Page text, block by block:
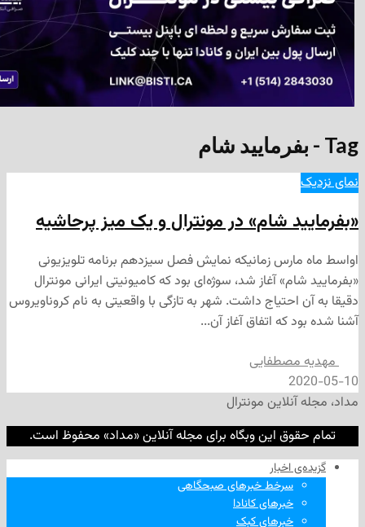
شام» در مونترال و یک میز پرحاشیه
زمانیکه نمایش فصل سیزدهم برنامه تلویزیونی
آغاز شد، سوژه‌ای بود که کامیونیتی ایرانی مونترال
داشت. شهر به تازگی با واقعیتی به نام کروناویروس
که اتفاق آغاز آن...
مونترال
این وبگاه برای مجله آنلاین «مداد» محفوظ است.
اخبار
سرخط خبرهای صبحگاهی
خبرهای کانادا
خبرهای کبک